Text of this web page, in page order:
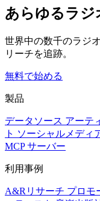
あらゆるラ
世界中の数千のラジ
リーチを追跡。
無料で始める
製品
データソース アーテ
ト ソーシャルメディ
MCP サーバー
利用事例
A&Rリサーチ プロモ